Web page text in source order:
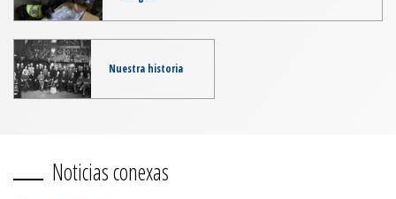
Nuestra historia
Noticias conexas